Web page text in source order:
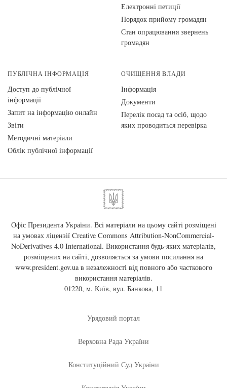
Електронні петиції
Порядок прийому громадян
Стан опрацювання звернень
громадян
ПУБЛІЧНА ІНФОРМАЦІЯ
Доступ до публічної
інформації
Запит на інформацію онлайн
Звіти
Методичні матеріали
Облік публічної інформації
ОЧИЩЕННЯ ВЛАДИ
Інформація
Документи
Перелік посад та осіб, щодо
яких проводиться перевірка
Офіс Президента України. Всі матеріали на цьому сайті розміщені
на умовах ліцензії Creative Commons Attribution-NonCommercial-
NoDerivatives 4.0 International. Використання будь-яких матеріалів,
розміщених на сайті, дозволяється за умови посилання на
www.president.gov.uaв незалежності від повного або часткового
використання матеріалів.
01220, м. Київ, вул. Банкова, 11
Урядовий портал
Верховна Рада України
Конституційний Суд України